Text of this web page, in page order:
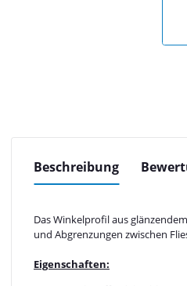
Beschreibung
Das Winkelprofil aus
und Abgrenzungen zwischen
Eigenschaften: